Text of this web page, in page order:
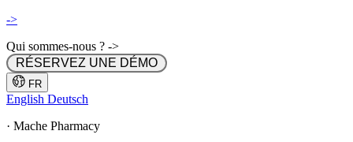
->
Qui sommes-nous ? ->
FR
English Deutsch
· Mache Pharmacy